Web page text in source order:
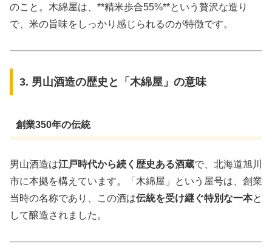
のこと。木綿屋は、**精米歩合55%**という贅沢な造り
で、米の旨味をしっかり感じられるのが特徴です。
3. 男山酒造の歴史と「木綿屋」の意味
創業350年の伝統
男山酒造は江戸時代から続く歴史ある酒蔵で、北海道旭川
市に本拠を構えています。「木綿屋」という屋号は、創業
当時の名称であり、この酒は伝統を受け継ぐ特別な一本と
して醸造されました。